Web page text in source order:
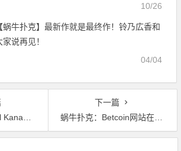
10/26
【蜗牛扑克】最新作就是最终作！铃乃広香和
家说再见！
04/04
主赛事冠军
下一篇
蜗牛扑克：Betcoin网站在圣诞节正式关闭